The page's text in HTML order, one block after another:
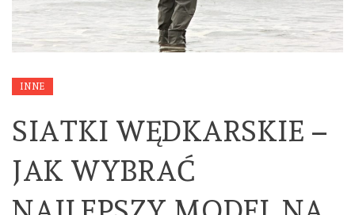
INNE
SIATKI WĘDKARSKIE –
JAK WYBRAĆ